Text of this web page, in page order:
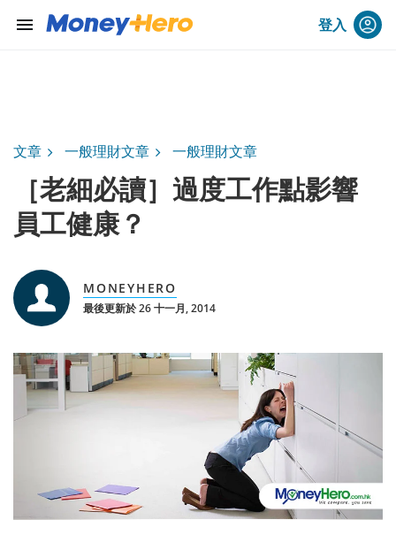
menu 登入
文章 一般理財文章 一般理財文章
［老細必讀］過度工作點影響
員工健康？
MONEYHERO
最後更新於 26 十一月, 2014